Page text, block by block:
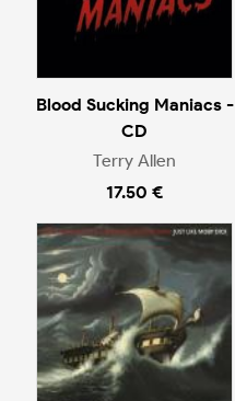
Blood Sucking Maniacs -
CD
Terry Allen
17.50 €